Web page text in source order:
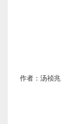
作者：汤祯兆